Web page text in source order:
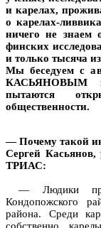
и карелах,
о карелах-
ничего не знаем
финских
и только тысяча
Мы беседуем с
КАСЬЯНОВЫМ
пытаются
общественности.
— Почему такой
Сергей Касьянов,
ТРИАС:
— Людики
Кондопожского
района. Среди